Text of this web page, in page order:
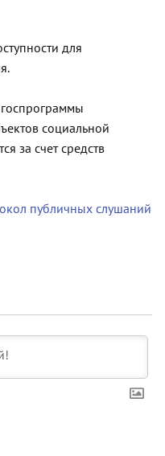
для
госпрограммы
социальной
за счет средств
публичных слушаний